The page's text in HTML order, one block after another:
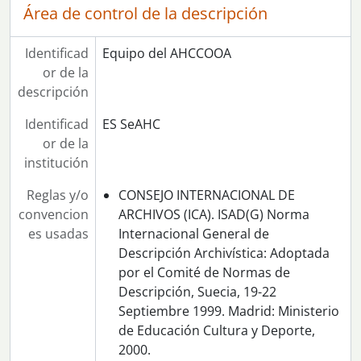
[Serie] 158 - Manifestación de apoyo al pueblo chileno
[Serie] 160 - Manifestación nocturna con banderas de Andalucía
[Serie] 161 - Interior de la fábrica de Hytasa
[Serie] 162 - Barrio obrero sin instalaciones
[Serie] 164 - Dirigentes del Partido Comunista de Andalucía
[Serie] 165 - Asamblea del Partido Comunista de Andalucía (PCA) sobre la LOAPA
[Serie] 166 - II Congreso del Partido Comunista de Andalucía (PCA)
[Serie] 167 - Ponencia de Nicolás Sartorius en la escuela de formación sindical, en la sede de Morería y fotos de la sede
[Serie] 168 - Primeros planos de dirigentes de CCOO y del PCA
[Serie] 169 - Manifestación contra el paro
[Serie] 170 - Mitin en del PCA, con intervención de Santiago Carrillo, en Casariche y posterior visita a la Puebla de Cazalla
[Serie] 171 - Campaña por el sí para el referéndum del 28F en estadio Benito Villamarín
[Serie] 172 - Rueda de prensa del PCA, con participación de Santiago Carrillo y Antonio Gutiérrez (Guti) a favor del sí en el referéndum del 28F
[Serie] 173 - Candidatura del PCE en Gerena a las elecciones municipales de 1983
[Serie] 174 - Marineros de Ayamonte en la lonja de pescado ( venta del pescado ) y en la fábrica de hielo
[Serie] 175 - Manifestación de estudiantes
Área de control de la descripción
Identificad
or de la
descripción
Equipo del AHCCOOA
Identificad
or de la
institución
ES SeAHC
Reglas y/o
convencion
es usadas
CONSEJO INTERNACIONAL DE
ARCHIVOS (ICA). ISAD(G) Norma
Internacional General de
Descripción Archivística: Adoptada
por el Comité de Normas de
Descripción, Suecia, 19-22
Septiembre 1999. Madrid: Ministerio
de Educación Cultura y Deporte,
2000.